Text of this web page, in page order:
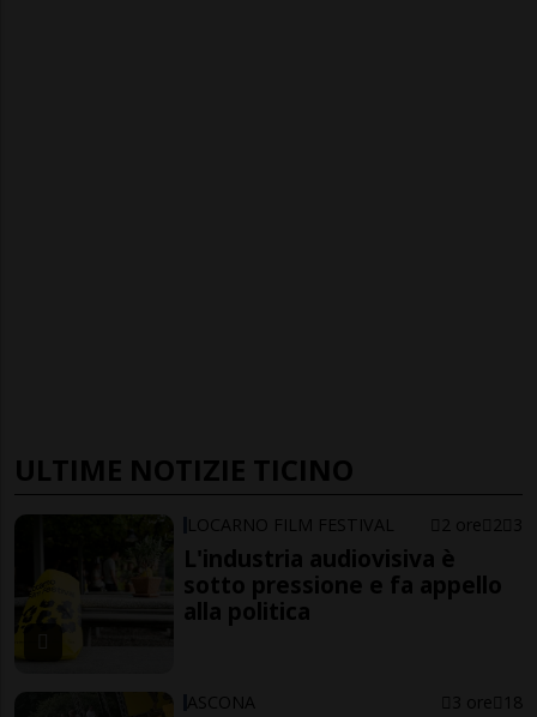
ULTIME NOTIZIE TICINO
LOCARNO FILM FESTIVAL 2 ore 2 3
L'industria audiovisiva è
sotto pressione e fa appello
alla politica
ASCONA 3 ore 18